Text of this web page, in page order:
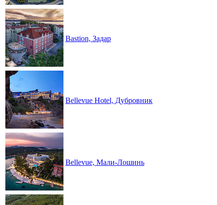
Bastion, Задар
Bellevue Hotel, Дубровник
Bellevue, Мали-Лошинь